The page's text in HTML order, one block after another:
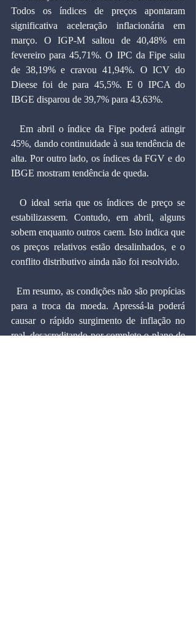
Todos os índices de preços apontaram
significativa aceleração inflacionária em
março. O IGP-M saltou de 40,48% em
fevereiro para 45,71%. O IPC da Fipe saiu
de 38,19% e cravou 41,94%. O ICV do
Dieese foi de para 45,5%. E 0 IPCA do
IBGE disparou de 39,7% para 43,63%.
45%, dando continuidade à sua tendência de
alta. Por outro lado, os índices da FGV e do
IBGE mostram tendência de queda.
estabilizassem. Contudo, em abril, alguns
sobem enquanto outros caem. Isto indica que
os preços relativos estão desalinhados, e o
conflito distributivo ainda não foi resolvido.
para a troca da moeda. Apressá-la poderá
causar o rápido surgimento de inflação no
real, desacreditando por completo o plano de